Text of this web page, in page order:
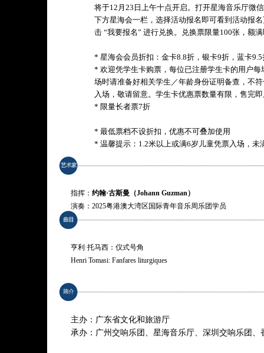
将于12月23日上午十点开启。打开星海音乐厅微
下方星海会一栏，选择活动报名即可看到活动报
击 “我要报名” 进行兑换。兑换票限量100张，额
* 星海会会员折扣：金卡8.8折，银卡9折，蓝卡9.5
* 欢迎凭学生卡购票，每位已注册学生卡的用户
场时请准备好相关学生／年龄身份证明备查，不
入场，敬请留意。学生卡优惠票数量有限，售完
* 限量长者票7折
* 最低票档不设折扣，优惠不可叠加使用
* 温馨提示：1.2米以上或满6岁儿童凭票入场，未
指挥： 约翰·古斯曼（Johann Guzman）
演奏：2025粤港澳大湾区国际青年音乐周乐团学员
亨利·托马西：仪式号角
Henri Tomasi: Fanfares liturgiques
德彪西：第一号阿拉伯风格曲（长笛与竖琴版）
Debussy: Deux Arabesques, L. 66: I. Andantino con moto (arr. for
史蒂夫·赖希（卡尔·托尔森 改编）：拍手音乐
Steve Reich (arr. Karl Thorsson): Clapping Music
主办：广东省文化和旅游厅
承办：广州交响乐团、星海音乐厅、深圳交响乐团